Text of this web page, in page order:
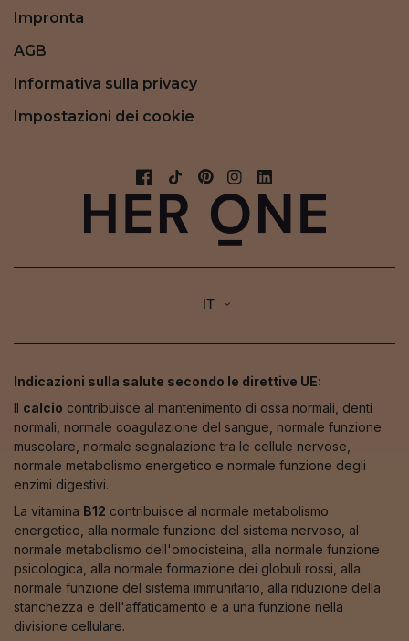
Impronta
AGB
Informativa sulla privacy
Impostazioni dei cookie
IT
Indicazioni sulla salute secondo le direttive UE:
Il calcio contribuisce al mantenimento di ossa normali, denti
normali, normale coagulazione del sangue, normale funzione
muscolare, normale segnalazione tra le cellule nervose,
normale metabolismo energetico e normale funzione degli
enzimi digestivi.
La vitamina B12 contribuisce al normale metabolismo
energetico, alla normale funzione del sistema nervoso, al
normale metabolismo dell'omocisteina, alla normale funzione
psicologica, alla normale formazione dei globuli rossi, alla
normale funzione del sistema immunitario, alla riduzione della
stanchezza e dell'affaticamento e a una funzione nella
divisione cellulare.